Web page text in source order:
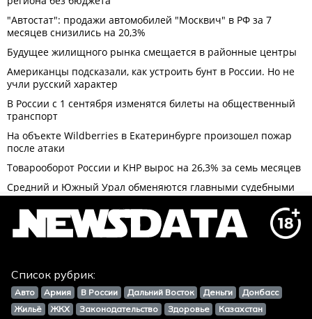
Список рубрик:
Авто Армия В России Дальний Восток Деньги
Донбасс
Жильё
ЖКХ Законодательство Здоровье Казахстан